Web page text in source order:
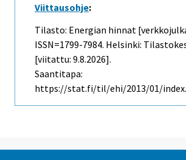
Viittausohje:
Tilasto: Energian hinnat
ISSN=1799-7984. Helsinki:
[viitattu: 9.8.2026].
Saantitapa:
https://stat.fi/til/ehi/2013/01/